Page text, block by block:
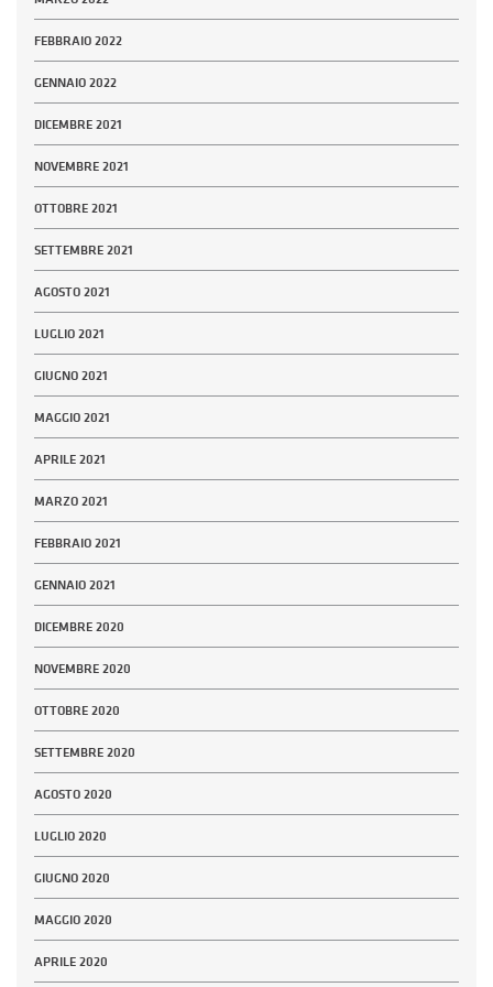
FEBBRAIO 2022
GENNAIO 2022
DICEMBRE 2021
NOVEMBRE 2021
OTTOBRE 2021
SETTEMBRE 2021
AGOSTO 2021
LUGLIO 2021
GIUGNO 2021
MAGGIO 2021
APRILE 2021
MARZO 2021
FEBBRAIO 2021
GENNAIO 2021
DICEMBRE 2020
NOVEMBRE 2020
OTTOBRE 2020
SETTEMBRE 2020
AGOSTO 2020
LUGLIO 2020
GIUGNO 2020
MAGGIO 2020
APRILE 2020